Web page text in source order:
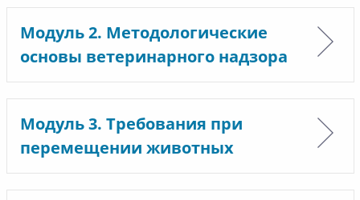
Модуль 2. Методологические
основы ветеринарного надзора
Модуль 3. Требования при
перемещении животных